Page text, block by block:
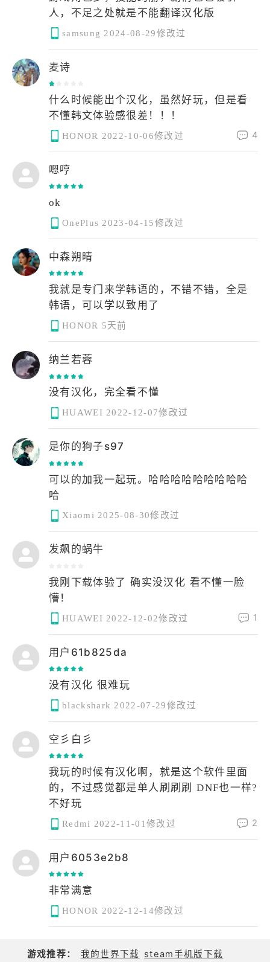
samsung 2024-08-29修改过
麦诗
什么时候能出个汉化，虽然好玩，但是看
HONOR 2022-10-06修改过 4
嗯哼
ok
OnePlus 2023-04-15修改过
中森朔晴
我就是专门来学韩语的，不错不错，全是
韩语，可以学以致用了
HONOR 5天前
纳兰若蓉
没有汉化，完全看不懂
HUAWEI 2022-12-07修改过
是你的狗子s97
可以的加我一起玩。哈哈哈哈哈哈哈哈哈
哈
Xiaomi 2025-08-30修改过
发飙的蜗牛
我刚下载体验了 确实没汉化 看不懂一脸
懵！
HUAWEI 2022-12-02修改过 1
用户61b825da
没有汉化 很难玩
blackshark 2022-07-29修改过
空彡白彡
我玩的时候有汉化啊，就是这个软件里面
的，不过感觉都是单人刷刷刷 DNF也一样?
不好玩
Redmi 2022-11-01修改过 2
用户6053e2b8
非常满意
HONOR 2022-12-14修改过
游戏推荐： 我的世界下载 steam手机版下载